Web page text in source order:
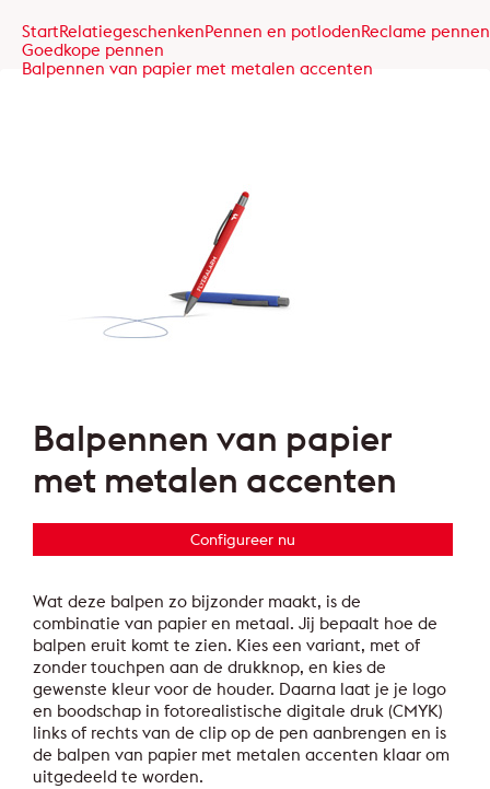
StartRelatiegeschenkenPennen en potlodenReclame pennen
Goedkope pennen
Balpennen van papier met metalen accenten
Balpennen van papier
met metalen accenten
Configureer nu
Wat deze balpen zo bijzonder maakt, is de
combinatie van papier en metaal. Jij bepaalt hoe de
balpen eruit komt te zien. Kies een variant, met of
zonder touchpen aan de drukknop, en kies de
gewenste kleur voor de houder. Daarna laat je je logo
en boodschap in fotorealistische digitale druk (CMYK)
links of rechts van de clip op de pen aanbrengen en is
de balpen van papier met metalen accenten klaar om
uitgedeeld te worden.